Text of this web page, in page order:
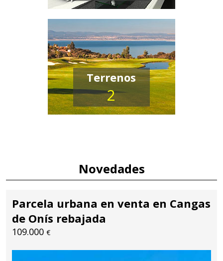
Terrenos
2
Novedades
Parcela urbana en venta en Cangas
de Onís rebajada
109.000 €